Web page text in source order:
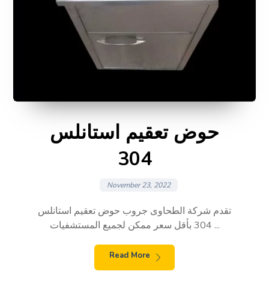
حوض تعقيم استانلس
304
November 23, 2022
تقدم شركة الطحاوى جروب حوض تعقيم استانلس
304 بأقل سعر ممكن لجميع المستشفيات ...
Read More